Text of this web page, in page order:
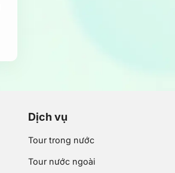
Dịch vụ
Tour trong nước
Tour nước ngoài